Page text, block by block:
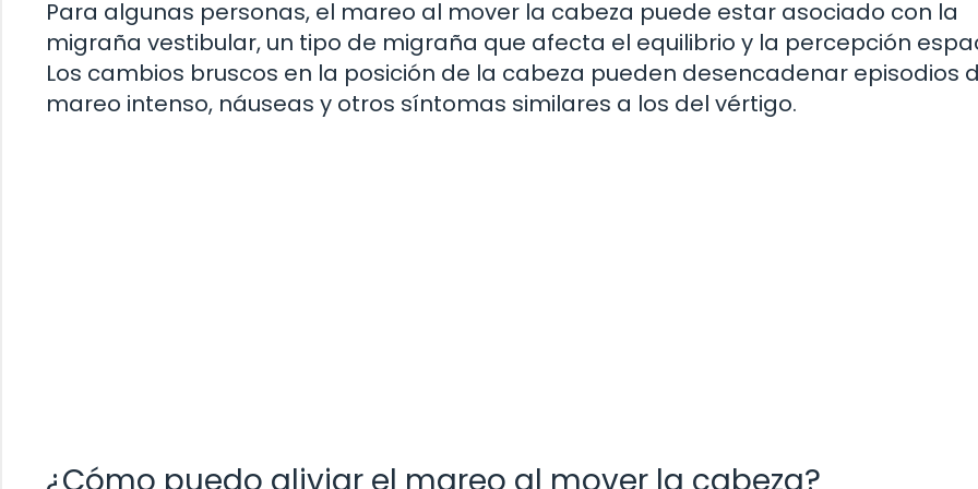
Para algunas personas, el mareo al mover la cabeza puede estar asociado con la
migraña vestibular, un tipo de migraña que afecta el equilibrio y la percepción
Los cambios bruscos en la posición de la cabeza pueden desencadenar episodios
mareo intenso, náuseas y otros síntomas similares a los del vértigo.